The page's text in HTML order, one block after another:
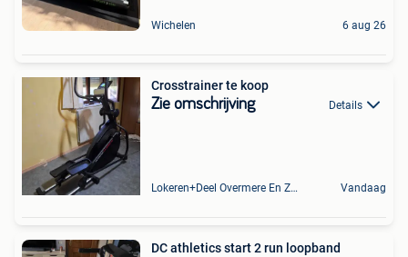
Wichelen 6 aug 26
Crosstrainer te koop
Zie omschrijving Details
Lokeren+Deel Overmere En Zele Vandaag
DC athletics start 2 run loopband